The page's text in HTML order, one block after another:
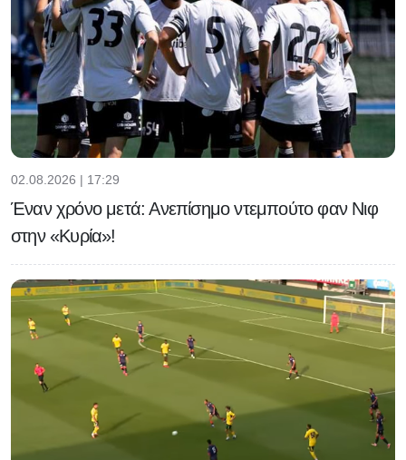
02.08.2026 | 17:29
Έναν χρόνο μετά: Ανεπίσημο ντεμπούτο φαν Νιφ
στην «Κυρία»!